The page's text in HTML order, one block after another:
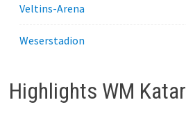
Veltins-Arena
Weserstadion
Highlights WM Katar